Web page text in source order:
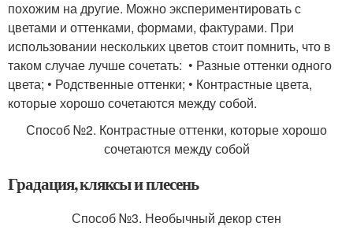
похожим на другие. Можно экспериментировать с
цветами и оттенками, формами, фактурами. При
использовании нескольких цветов стоит помнить, что в
таком случае лучше сочетать: • Разные оттенки одного
цвета; • Родственные оттенки; • Контрастные цвета,
которые хорошо сочетаются между собой.
Способ №2. Контрастные оттенки, которые хорошо
сочетаются между собой
Градация, кляксы и плесень
Способ №3. Необычный декор стен